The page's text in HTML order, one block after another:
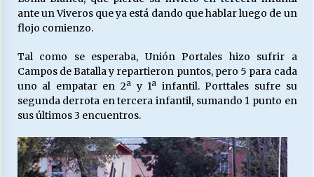
ante un Viveros que ya está dando que hablar luego de un
flojo comienzo.
Tal como se esperaba, Unión Portales hizo sufrir a
Campos de Batalla y repartieron puntos, pero 5 para cada
uno al empatar en 2ª y 1ª infantil. Porttales sufre su
segunda derrota en tercera infantil, sumando 1 punto en
sus últimos 3 encuentros.